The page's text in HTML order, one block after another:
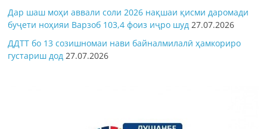
Дар шаш моҳи аввали соли 2026 нақшаи қисми даромади
буҷети ноҳияи Варзоб 103,4 фоиз иҷро шуд 27.07.2026
ДДТТ бо 13 созишномаи нави байналмилалӣ ҳамкориро
густариш дод 27.07.2026